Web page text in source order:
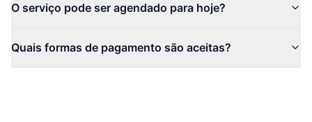
O serviço pode ser agendado para hoje?
Quais formas de pagamento são aceitas?